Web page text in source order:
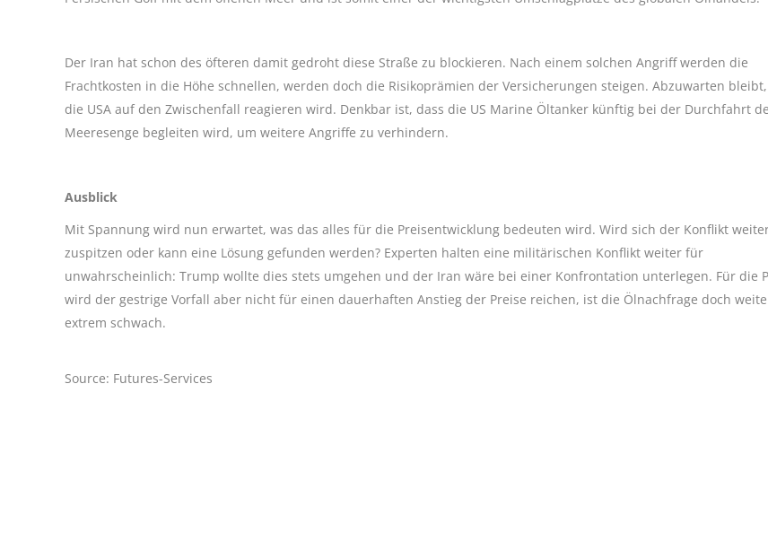
Der Iran hat schon des öfteren damit gedroht diese Straße zu blockieren. Nach einem solchen Angriff werden die
Frachtkosten in die Höhe schnellen, werden doch die Risikoprämien der Versicherungen steigen. Abzuwarten
die USA auf den Zwischenfall reagieren wird. Denkbar ist, dass die US Marine Öltanker künftig bei der Durchfahrt
Meeresenge begleiten wird, um weitere Angriffe zu verhindern.
Ausblick
Mit Spannung wird nun erwartet, was das alles für die Preisentwicklung bedeuten wird. Wird sich der Konflikt
zuspitzen oder kann eine Lösung gefunden werden? Experten halten eine militärischen Konflikt weiter für
unwahrscheinlich: Trump wollte dies stets umgehen und der Iran wäre bei einer Konfrontation unterlegen. Für die
wird der gestrige Vorfall aber nicht für einen dauerhaften Anstieg der Preise reichen, ist die Ölnachfrage doch
extrem schwach.
Source: Futures-Services